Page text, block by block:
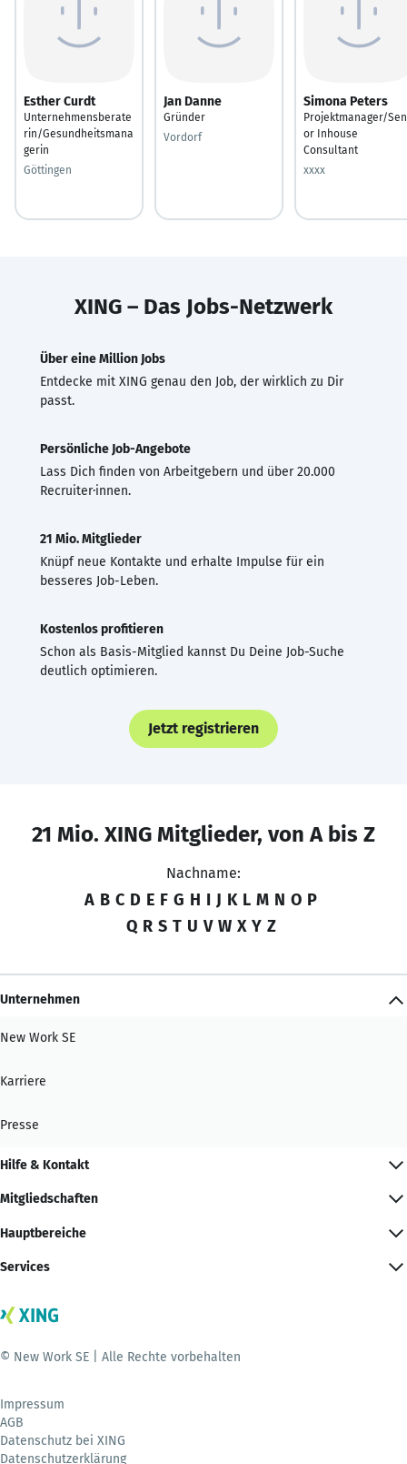
Esther Curdt
Unternehmensberate
rin/Gesundheitsmana
gerin
Göttingen
Jan Danne
Gründer
Vordorf
Simona Peters
Projektmanager/
or Inhouse
Consultant
xxxx
XING – Das Jobs-Netzwerk
Über eine Million Jobs
Entdecke mit XING genau den Job, der wirklich zu Dir
passt.
Persönliche Job-Angebote
Lass Dich finden von Arbeitgebern und über 20.000
Recruiter·innen.
21 Mio. Mitglieder
Knüpf neue Kontakte und erhalte Impulse für ein
besseres Job-Leben.
Kostenlos profitieren
Schon als Basis-Mitglied kannst Du Deine Job-Suche
deutlich optimieren.
Jetzt registrieren
21 Mio. XING Mitglieder, von A bis Z
Nachname:
A B C D E F G H I J K L M N O P
Q R S T U V W X Y Z
Unternehmen
New Work SE
Karriere
Presse
Hilfe & Kontakt
Mitgliedschaften
Hauptbereiche
Services
© New Work SE | Alle Rechte vorbehalten
Impressum
AGB
Datenschutz bei XING
Datenschutzerklärung